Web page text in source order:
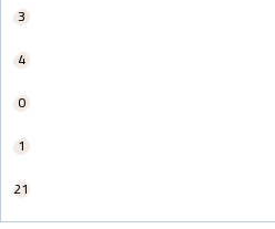
3
4
0
1
21